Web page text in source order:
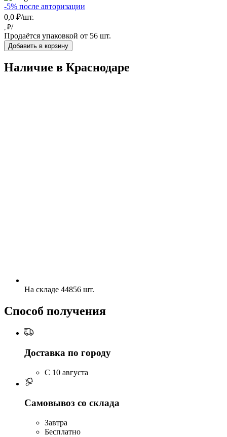
-5% после авторизации
0,0 ₽/шт.
, ₽/
Продаётся упаковкой от 56 шт.
Добавить в корзину
Наличие в Краснодарe
На складе 44856 шт.
Способ получения
Доставка по городу
C 10 августа
Самовывоз со склада
Завтра
Бесплатно